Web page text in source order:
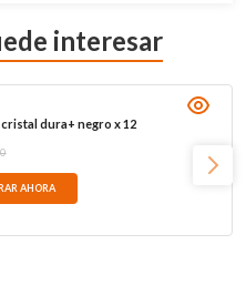
interesar
dura+ negro x 12
AHORA